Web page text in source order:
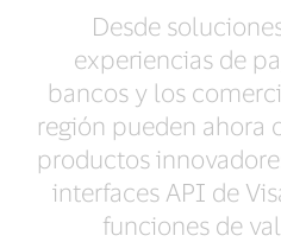
Desde
experiencias de
bancos y los
región pueden ahora
productos
interfaces API de
funciones de